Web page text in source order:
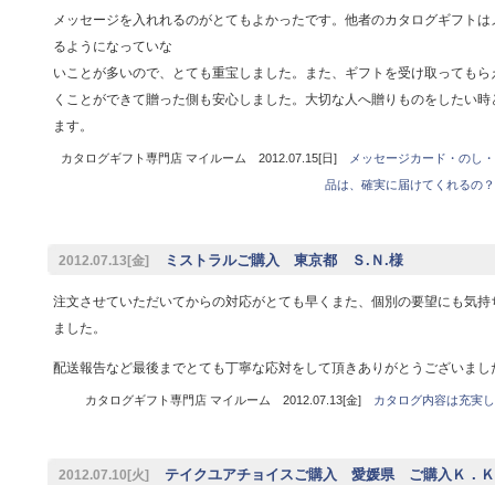
メッセージを入れれるのがとてもよかったです。他者のカタログギフト
るようになっていな
いことが多いので、とても重宝しました。また、ギフトを受け取っても
くことができて贈った側も安心しました。大切な人へ贈りものをしたい
ます。
カタログギフト専門店 マイルーム 2012.07.15[日]
メッセージカード・のし
品は、確実に届けてくれるの？
2012.07.13[金] ミストラルご購入 東京都 Ｓ.Ｎ.様
注文させていただいてからの対応がとても早くまた、個別の要望にも気
ました。
配送報告など最後までとても丁寧な応対をして頂きありがとうございまし
カタログギフト専門店 マイルーム 2012.07.13[金] カタログ内容は充実
2012.07.10[火] テイクユアチョイスご購入 愛媛県 ご購入Ｋ．